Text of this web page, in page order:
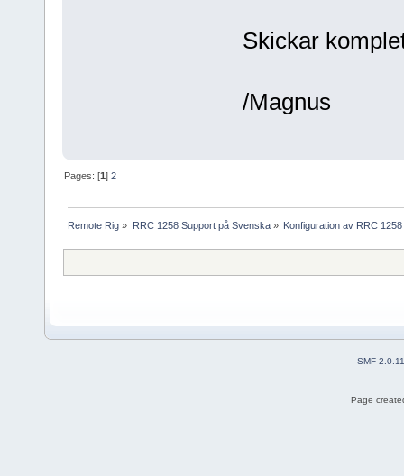
Skickar
/Magnus
Pages: [1]2
Remote Rig » RRC 1258 Support på Svenska» Konfiguration av RRC 1258
SMF 2.0.11
Page